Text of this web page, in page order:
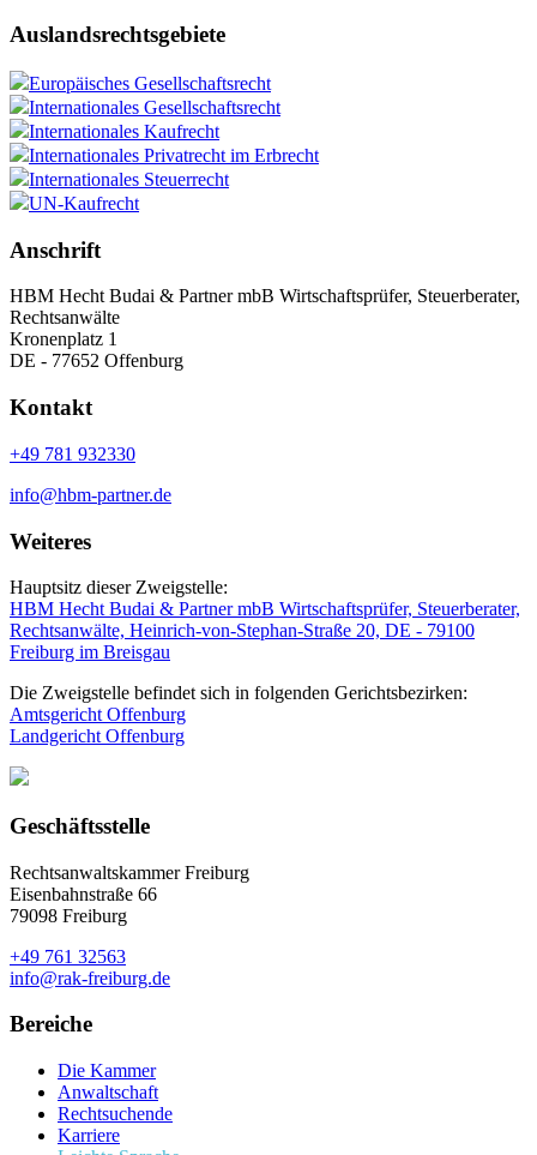
Auslandsrechtsgebiete
Europäisches Gesellschaftsrecht
Internationales Gesellschaftsrecht
Internationales Kaufrecht
Internationales Privatrecht im Erbrecht
Internationales Steuerrecht
UN-Kaufrecht
Anschrift
HBM Hecht Budai & Partner mbB Wirtschaftsprüfer, Steuerberater,
Rechtsanwälte
Kronenplatz 1
DE - 77652 Offenburg
Kontakt
+49 781 932330
info@hbm-partner.de
Weiteres
Hauptsitz dieser Zweigstelle:
HBM Hecht Budai & Partner mbB Wirtschaftsprüfer, Steuerberater,
Rechtsanwälte, Heinrich-von-Stephan-Straße 20, DE - 79100
Freiburg im Breisgau
Die Zweigstelle befindet sich in folgenden Gerichtsbezirken:
Amtsgericht Offenburg
Landgericht Offenburg
Geschäftsstelle
Rechtsanwaltskammer Freiburg
Eisenbahnstraße 66
79098 Freiburg
+49 761 32563
info@rak-freiburg.de
Bereiche
Die Kammer
Anwaltschaft
Rechtsuchende
Karriere